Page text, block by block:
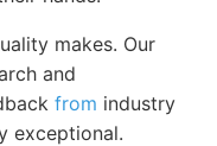
makes. Our
and
from industry
exceptional.